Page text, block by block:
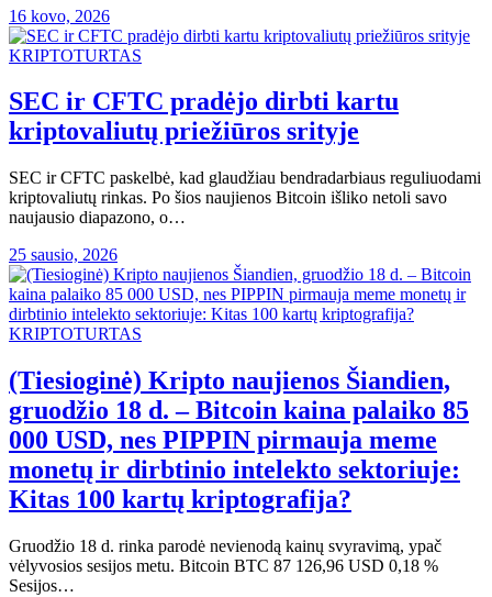
16 kovo, 2026
KRIPTOTURTAS
SEC ir CFTC pradėjo dirbti kartu
kriptovaliutų priežiūros srityje
SEC ir CFTC paskelbė, kad glaudžiau bendradarbiaus reguliuodami
kriptovaliutų rinkas. Po šios naujienos Bitcoin išliko netoli savo
naujausio diapazono, o…
25 sausio, 2026
KRIPTOTURTAS
(Tiesioginė) Kripto naujienos Šiandien,
gruodžio 18 d. – Bitcoin kaina palaiko 85
000 USD, nes PIPPIN pirmauja meme
monetų ir dirbtinio intelekto sektoriuje:
Kitas 100 kartų kriptografija?
Gruodžio 18 d. rinka parodė nevienodą kainų svyravimą, ypač
vėlyvosios sesijos metu. Bitcoin BTC 87 126,96 USD 0,18 %
Sesijos…